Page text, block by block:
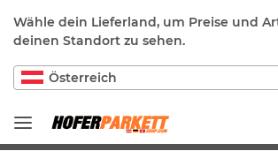
Wähle dein Lieferland, um Preise und
deinen Standort zu sehen.
Österreich